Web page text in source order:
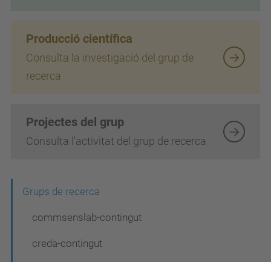
Producció científica
Consulta la investigació del grup de
recerca
Projectes del grup
Consulta l'activitat del grup de recerca
Grups de recerca
commsenslab-contingut
creda-contingut